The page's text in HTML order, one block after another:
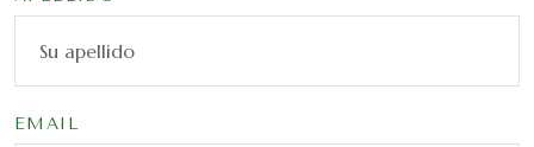
EMAIL